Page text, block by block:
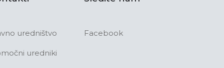
uredništvo
uredniki
Facebook